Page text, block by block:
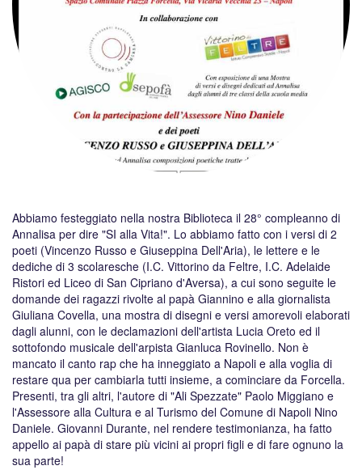
Abbiamo festeggiato nella nostra Biblioteca il 28° compleanno di
Annalisa per dire "SI alla Vita!". Lo abbiamo fatto con i versi di 2
poeti (Vincenzo Russo e Giuseppina Dell'Aria), le lettere e le
dediche di 3 scolaresche (I.C. Vittorino da Feltre, I.C. Adelaide
Ristori ed Liceo di San Cipriano d'Aversa), a cui sono seguite le
domande dei ragazzi rivolte al papà Giannino e alla giornalista
Giuliana Covella, una mostra di disegni e versi amorevoli elaborati
dagli alunni, con le declamazioni dell'artista Lucia Oreto ed il
sottofondo musicale dell'arpista Gianluca Rovinello. Non è
mancato il canto rap che ha inneggiato a Napoli e alla voglia di
restare qua per cambiarla tutti insieme, a cominciare da Forcella.
Presenti, tra gli altri, l'autore di "Ali Spezzate" Paolo Miggiano e
l'Assessore alla Cultura e al Turismo del Comune di Napoli Nino
Daniele. Giovanni Durante, nel rendere testimonianza, ha fatto
appello ai papà di stare più vicini ai propri figli e di fare ognuno la
sua parte!